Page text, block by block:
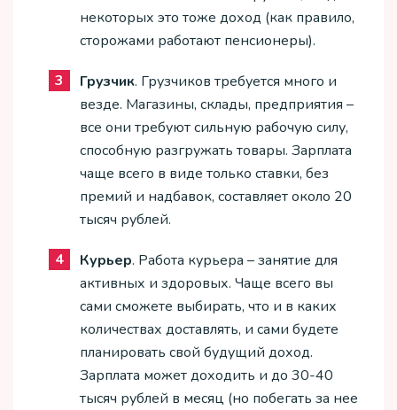
некоторых это тоже доход (как правило,
сторожами работают пенсионеры).
Грузчик. Грузчиков требуется много и
везде. Магазины, склады, предприятия –
все они требуют сильную рабочую силу,
способную разгружать товары. Зарплата
чаще всего в виде только ставки, без
премий и надбавок, составляет около 20
тысяч рублей.
Курьер. Работа курьера – занятие для
активных и здоровых. Чаще всего вы
сами сможете выбирать, что и в каких
количествах доставлять, и сами будете
планировать свой будущий доход.
Зарплата может доходить и до 30-40
тысяч рублей в месяц (но побегать за нее